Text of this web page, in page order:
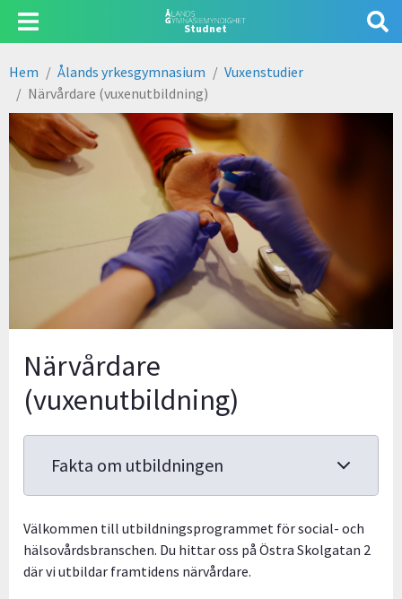
Hoppa
till
Studnet Användarmeny
Länkstig
Hem Ålands yrkesgymnasium
Vuxenstudier
Närvårdare (vuxenutbildning)
Närvårdare
(vuxenutbildning)
Fakta om utbildningen
Välkommen till utbildningsprogrammet för social- och
hälsovårdsbranschen. Du hittar oss på Östra Skolgatan 2
där vi utbildar framtidens närvårdare.